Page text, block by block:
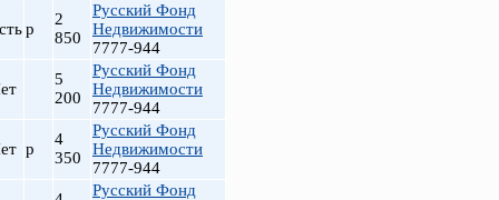
р
2
850
Русский Фонд
Недвижимости
7777-944
5
200
Русский Фонд
Недвижимости
7777-944
р
4
350
Русский Фонд
Недвижимости
7777-944
Русский Фонд